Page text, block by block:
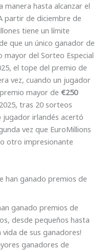
manera hasta alcanzar el
partir de diciembre de
tiene un límite
que un único ganador de
mayor del Sorteo Especial
el tope del premio de
vez, cuando un jugador
mayor de €250
tras 20 sorteos
jugador irlandés acertó
vez que EuroMillions
otro impresionante
han ganado premios de
ganado premios de
desde pequeños hasta
de sus ganadores!
ganadores de